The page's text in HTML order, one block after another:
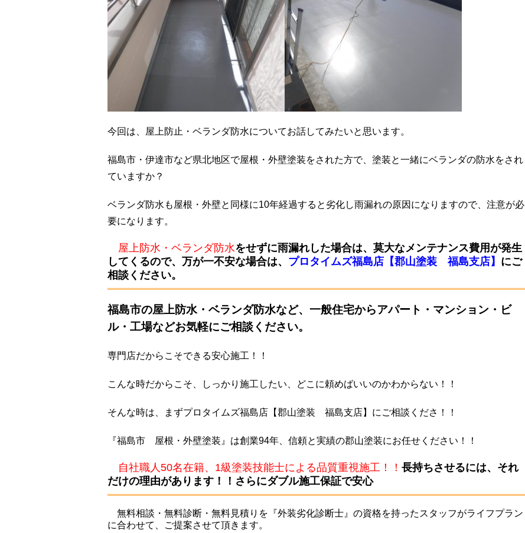
今回は、屋上防止・ベランダ防水についてお話してみたいと思います。
福島市・伊達市など県北地区で屋根・外壁塗装をされた方で、塗装と一緒にベランダの防水をされ
ていますか？
ベランダ防水も屋根・外壁と同様に10年経過すると劣化し雨漏れの原因になりますので、注意が必
要になります。
屋上防水・ベランダ防水をせずに雨漏れした場合は、莫大なメンテナンス費用が発生
してくるので、万が一不安な場合は、 プロタイムズ福島店【郡山塗装 福島支店】 にご
相談ください。
福島市の屋上防水・ベランダ防水など、一般住宅からアパート・マンション・ビ
ル・工場などお気軽にご相談ください。
専門店だからこそできる安心施工！！
こんな時だからこそ、しっかり施工したい、どこに頼めばいいのかわからない！！
そんな時は、まずプロタイムズ福島店【郡山塗装 福島支店】にご相談くださ！！
『福島市 屋根・外壁塗装』は創業94年、信頼と実績の郡山塗装にお任せください！！
自社職人50名在籍、1級塗装技能士による品質重視施工！！ 長持ちさせるには、それ
だけの理由があります！！さらにダブル施工保証で安心
無料相談・無料診断・無料見積りを『外装劣化診断士』の資格を持ったスタッフがライフプラン
に合わせて、ご提案させて頂きます。